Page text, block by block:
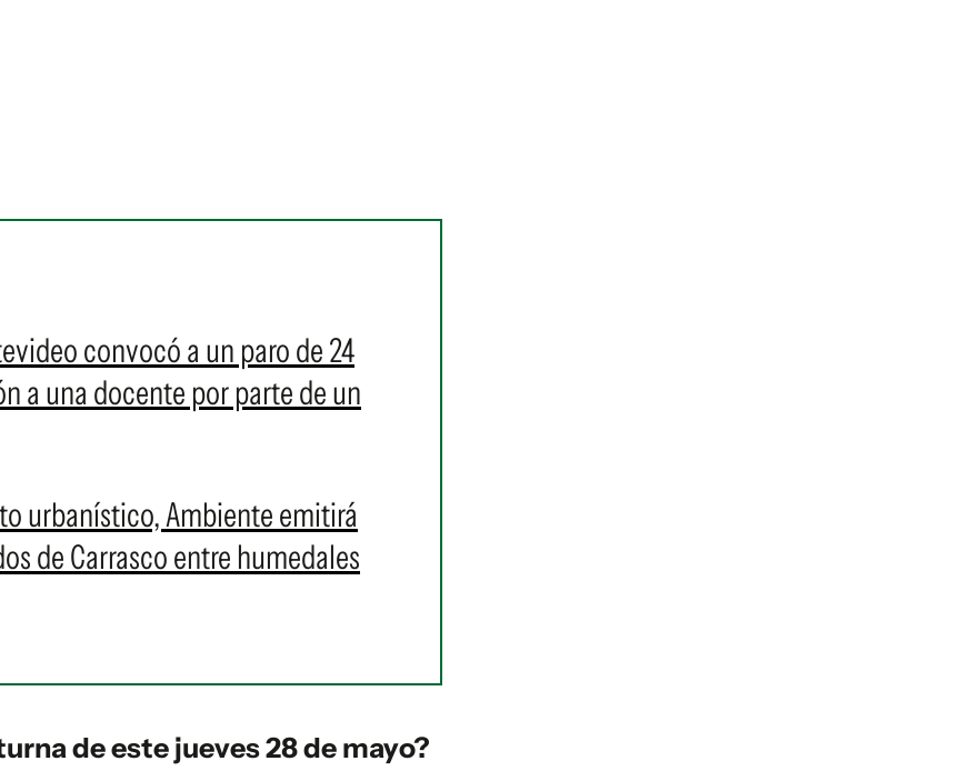
convocó a un paro de 24
a una docente por parte de un
urbanístico, Ambiente emitirá
de Carrasco entre humedales
de este jueves 28 de mayo?